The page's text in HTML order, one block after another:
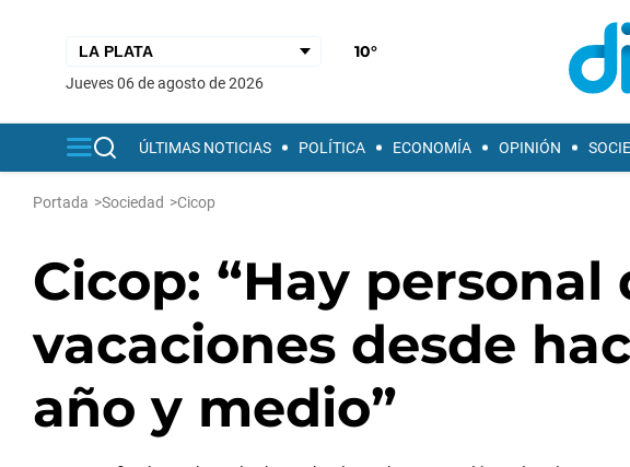
10°
jueves 06 de agosto de 2026
ÚLTIMAS NOTICIAS POLÍTICA ECONOMÍA OPINIÓN
Portada >Sociedad >Cicop
Cicop: “Hay
vacaciones desde
año y medio”